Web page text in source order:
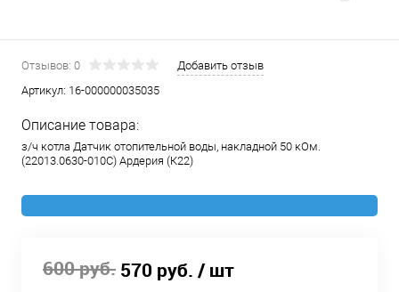
Отзывов: 0
Добавить отзыв
Артикул: 16-000000035035
Описание товара:
з/ч котла Датчик отопительной воды, накладной 50 кОм.
(22013.0630-010С) Ардерия (К22)
600 руб. 570 руб. / шт